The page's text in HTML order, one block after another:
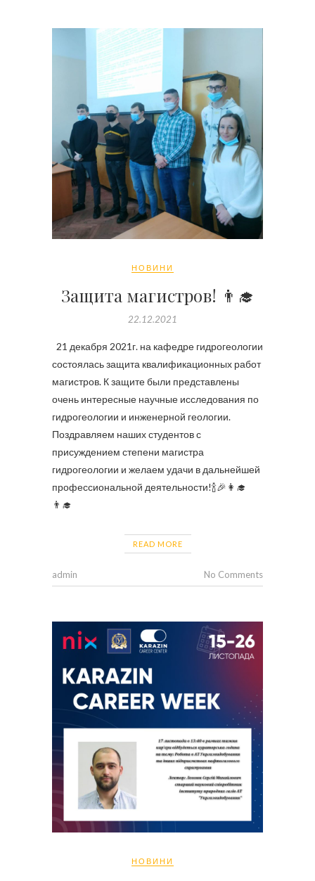
НОВИНИ
Защита магистров! 👨‍🎓
22.12.2021
21 декабря 2021г. на кафедре гидрогеологии
состоялась защита квалификационных работ
магистров. К защите были представлены
очень интересные научные исследования по
гидрогеологии и инженерной геологии.
Поздравляем наших студентов с
присуждением степени магистра
гидрогеологии и желаем удачи в дальнейшей
профессиональной деятельности!🍾🎉👩‍🎓
👨‍🎓
READ MORE
admin No Comments
НОВИНИ